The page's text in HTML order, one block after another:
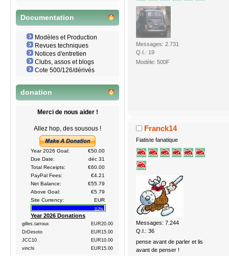
Documentation
Modèles et Production
Revues techniques
Notices d'entretien
Clubs, assos et blogs
Cote 500/126/dérivés
donation
Merci de nous aider !
Allez hop, des sousous !
Year 2026 Goal:
€50.00
Due Date:
déc 31
Total Receipts:
€60.00
PayPal Fees:
€4.21
Net Balance:
€55.79
Above Goal:
€5.79
Site Currency:
EUR
112%
Year 2026 Donations
gilles.tarroux
EUR20.00
DrDesoto
EUR15.00
JCC10
EUR10.00
vinchi
EUR15.00
Messages: 2.731
Q.I.: 19
Modèle: 500F
Franck14
Fiatiste fanatique
Messages: 7.244
Q.I.: 36
pense avant de parler et lis
avant de penser !